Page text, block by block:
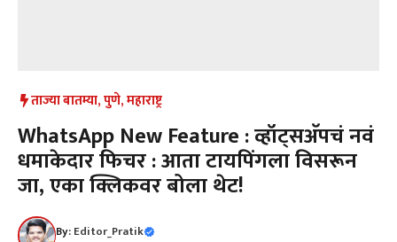
ताज्या बातम्या,पुणे,महाराष्ट्र
WhatsApp New Feature : व्हॉट्सअ‍ॅपचं नवं
धमाकेदार फिचर : आता टायपिंगला विसरून
जा, एका क्लिकवर बोला थेट!
By:Editor_Pratik